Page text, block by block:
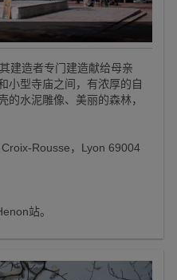
建造者专门建造献给母亲
小型寺庙之间，有浓厚的自
的水泥雕像、美丽的森林，
Rousse，Lyon 69004
站。